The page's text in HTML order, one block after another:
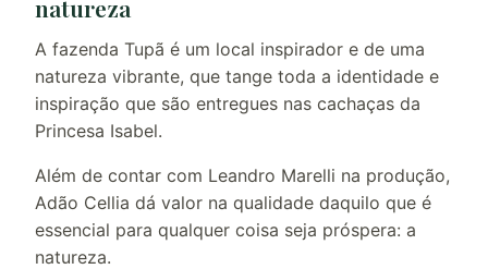
natureza
A fazenda Tupã é um local inspirador e de uma
natureza vibrante, que tange toda a identidade e
inspiração que são entregues nas cachaças da
Princesa Isabel.
Além de contar com Leandro Marelli na produção,
Adão Cellia dá valor na qualidade daquilo que é
essencial para qualquer coisa seja próspera: a
natureza.